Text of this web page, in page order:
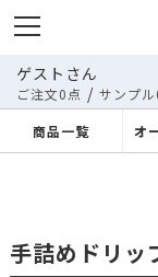
ゲストさん
ご注文0点 / サンプ
商品一覧
オ
手詰めドリッ